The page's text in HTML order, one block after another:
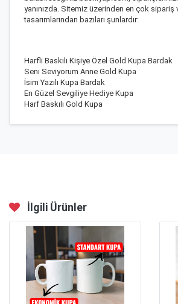
yanınızda. Sitemiz üzerinden en çok sipariş
tasarımlarından bazıları şunlardır:
Harfli Baskılı Kişiye Özel Gold Kupa Bardak
Seni Seviyorum Anne Gold Kupa
İsim Yazılı Kupa Bardak
En Güzel Sevgiliye Hediye Kupa
Harf Baskılı Gold Kupa
İlgili Ürünler